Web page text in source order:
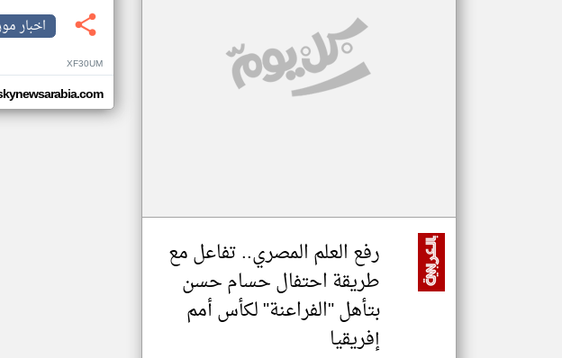
رفع العلم المصري.. تفاعل مع
طريقة احتفال حسام حسن
بتأهل "الفراعنة" لكأس أمم
إفريقيا
اخبار
XF30UM